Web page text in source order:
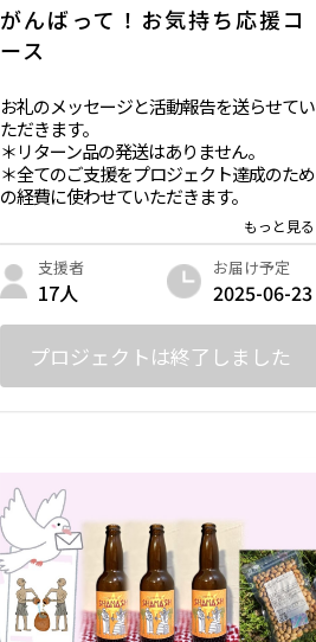
がんばって！お気持ち応援コ
ース
お礼のメッセージと活動報告を送らせてい
ただきます。
＊リターン品の発送はありません。
＊全てのご支援をプロジェクト達成のため
の経費に使わせていただきます。
支援者
17人
お届け予定
2025-06-23
プロジェクトは終了しました